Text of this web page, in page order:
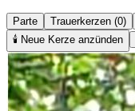
Parte Trauerkerzen (0)
🕯️ Neue Kerze anzünden